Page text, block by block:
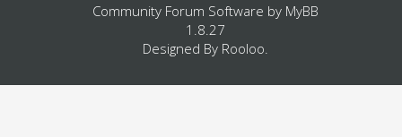
Community Forum Software by MyBB
1.8.27
Designed By Rooloo.